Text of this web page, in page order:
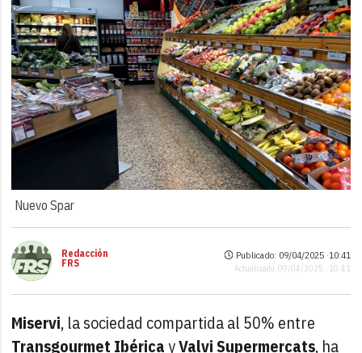
Nuevo Spar
Redacción
FRS
Publicado: 09/04/2025 ·10:41
Actualizado: 09/04/2025 · 10:41
Miservi, la sociedad compartida al 50% entre
Transgourmet IbéricayValvi Supermercats, ha